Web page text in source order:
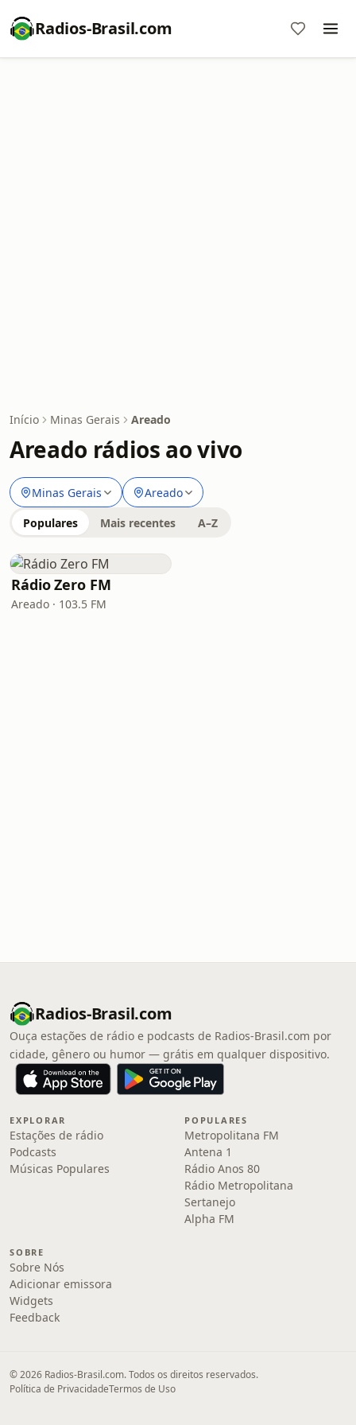
Radios-Brasil.com
Início Minas Gerais Areado
Areado rádios ao vivo
Minas Gerais Areado
Populares Mais recentes A–Z
Rádio Zero FM
Areado · 103.5 FM
Radios-Brasil.com
Ouça estações de rádio e podcasts de Radios-Brasil.com por
cidade, gênero ou humor — grátis em qualquer dispositivo.
EXPLORAR
Estações de rádio
Podcasts
Músicas Populares
POPULARES
Metropolitana FM
Antena 1
Rádio Anos 80
Rádio Metropolitana
Sertanejo
Alpha FM
SOBRE
Sobre Nós
Adicionar emissora
Widgets
Feedback
© 2026 Radios-Brasil.com. Todos os direitos reservados.
Política de PrivacidadeTermos de Uso